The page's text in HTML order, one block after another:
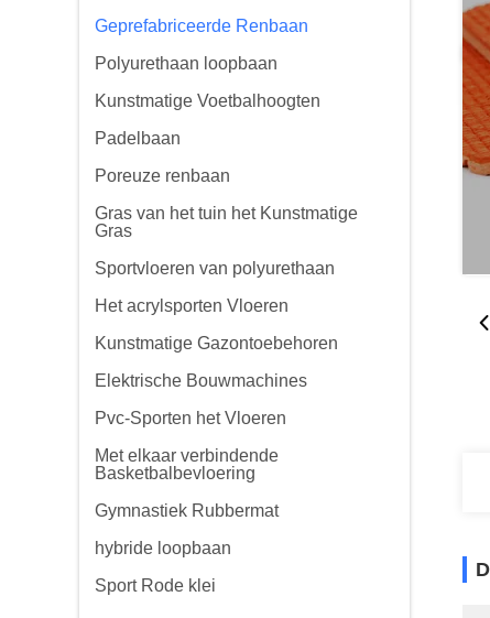
Geprefabriceerde Renbaan
Polyurethaan loopbaan
Kunstmatige Voetbalhoogten
Padelbaan
Poreuze renbaan
Gras van het tuin het Kunstmatige
Gras
Sportvloeren van polyurethaan
Het acrylsporten Vloeren
Kunstmatige Gazontoebehoren
Elektrische Bouwmachines
Pvc-Sporten het Vloeren
Met elkaar verbindende
Basketbalbevloering
Gymnastiek Rubbermat
hybride loopbaan
Sport Rode klei